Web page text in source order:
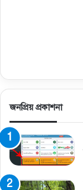
জনপ্রিয় প্রকাশনা